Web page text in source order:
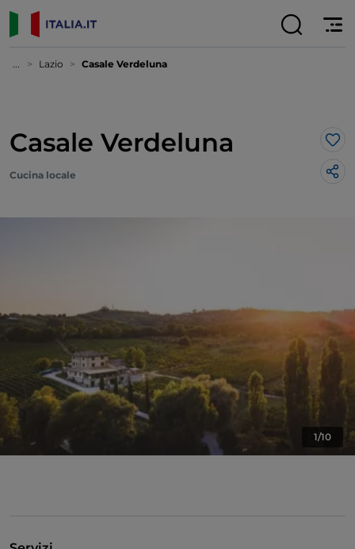
... Lazio Casale Verdeluna
Casale Verdeluna
Cucina locale
1/10